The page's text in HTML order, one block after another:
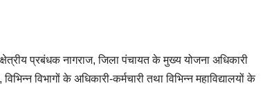
प्रबंधक नागराज, जिला पंचायत के मुख्य योजना अधिकारी
विभागों के अधिकारी-कर्मचारी तथा विभिन्न महाविद्यालयों के